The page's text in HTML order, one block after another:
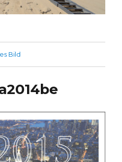
Bild